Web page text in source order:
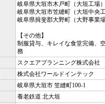
岐阜県大垣市木戸町（大垣工場）
岐阜県大垣市笠縫町（大垣中央工
岐阜県揖斐郡大野町（大野事業場
【その他】
制服貸与、キレイな食堂完備、
務
スクエアプランニング株式会社
株式会社ワールドインテック
岐阜県大垣市 笠縫町100-1
養老鉄道 北大垣